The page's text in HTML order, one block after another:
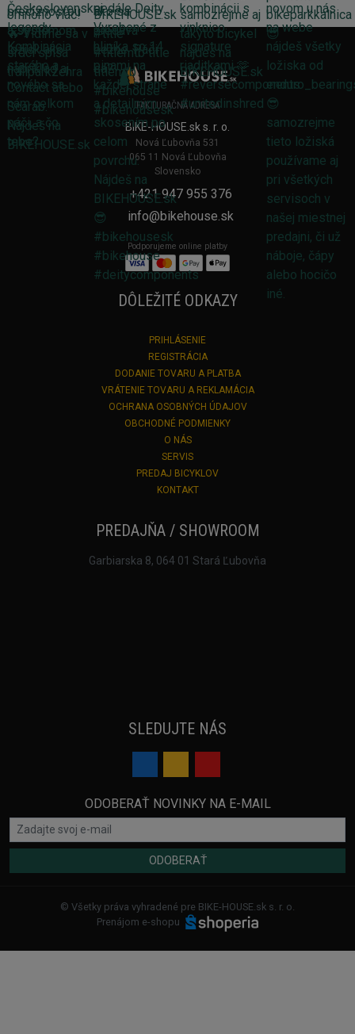
FAKTURAČNÁ ADRESA
BIKE-HOUSE.sk s. r. o.
Nová Ľubovňa 531
065 11 Nová Ľubovňa
Slovensko
+421 947 955 376
info@bikehouse.sk
Podporujeme online platby
DÔLEŽITÉ ODKAZY
PRIHLÁSENIE
REGISTRÁCIA
DODANIE TOVARU A PLATBA
VRÁTENIE TOVARU A REKLAMÁCIA
OCHRANA OSOBNÝCH ÚDAJOV
OBCHODNÉ PODMIENKY
O NÁS
SERVIS
PREDAJ BICYKLOV
KONTAKT
PREDAJŇA / SHOWROOM
Garbiarska 8, 064 01 Stará Ľubovňa
SLEDUJTE NÁS
ODOBERAŤ NOVINKY NA E-MAIL
ODOBERAŤ
© Všetky práva vyhradené pre BIKE-HOUSE.sk s. r. o.
Prenájom e-shopu